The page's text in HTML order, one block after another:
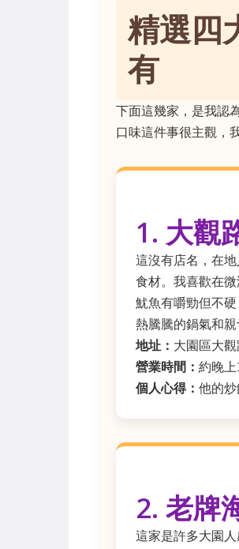
精選四
有
下面這幾家，是我認
口味這件事很主觀，
1. 大觀
這沒有店名，在
食材。我喜歡在
魷魚有嚼勁但不
熱騰騰的鍋氣和
地址： 大園區大觀
營業時間： 約晚上
個人心得： 他的炒
2. 老牌
這家是許多大園